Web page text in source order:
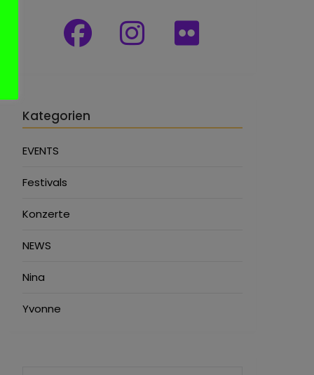
Kategorien
EVENTS
Festivals
Konzerte
NEWS
Nina
Yvonne